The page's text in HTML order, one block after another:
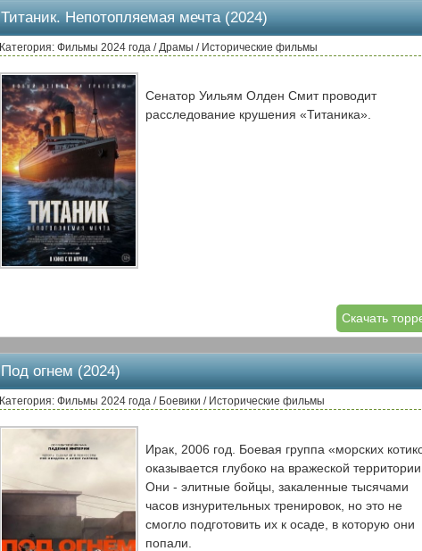
Титаник. Непотопляемая мечта (2024)
Категория: Фильмы 2024 года / Драмы / Исторические фильмы
Сенатор Уильям Олден Смит проводит
расследование крушения «Титаника».
Скачать
Под огнем (2024)
Категория: Фильмы 2024 года / Боевики / Исторические фильмы
Ирак, 2006 год. Боевая группа «морских
оказывается глубоко на вражеской территории.
Они - элитные бойцы, закаленные тысячами
часов изнурительных тренировок, но это не
смогло подготовить их к осаде, в которую они
попали.